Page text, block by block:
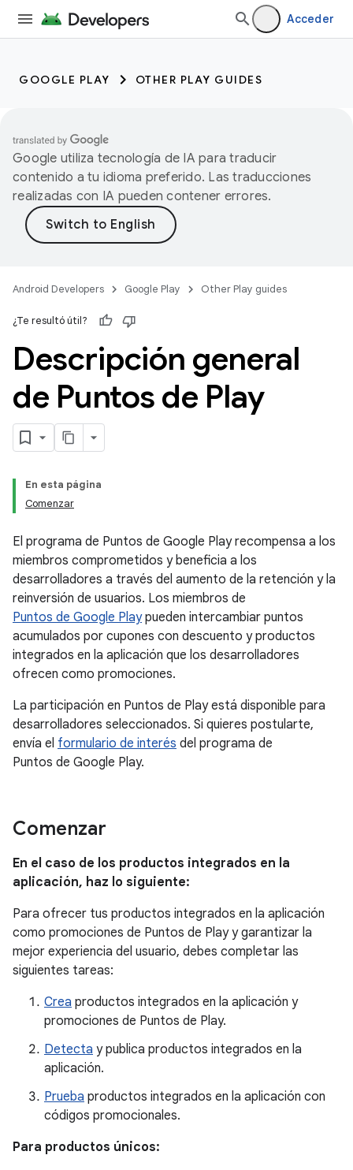
Acceder
GOOGLE PLAY OTHER PLAY GUIDES
Google utiliza tecnología de IA para traducir
contenido a tu idioma preferido. Las traducciones
realizadas con IA pueden contener errores.
Android Developers Google Play Other Play guides
¿Te resultó útil?
Descripción general
de Puntos de Play
En esta página
Comenzar
El programa de Puntos de Google Play recompensa a los
miembros comprometidos y beneficia a los
desarrolladores a través del aumento de la retención y la
reinversión de usuarios. Los miembros de
Puntos de Google Playpueden intercambiar puntos
acumulados por cupones con descuento y productos
integrados en la aplicación que los desarrolladores
ofrecen como promociones.
La participación en Puntos de Play está disponible para
desarrolladores seleccionados. Si quieres postularte,
envía el formulario de interés del programa de
Puntos de Google Play.
Comenzar
En el caso de los productos integrados en la
aplicación, haz lo siguiente:
Para ofrecer tus productos integrados en la aplicación
como promociones de Puntos de Play y garantizar la
mejor experiencia del usuario, debes completar las
siguientes tareas:
Crea productos integrados en la aplicación y
promociones de Puntos de Play.
Detecta y publica productos integrados en la
aplicación.
Prueba productos integrados en la aplicación con
códigos promocionales.
Para productos únicos: